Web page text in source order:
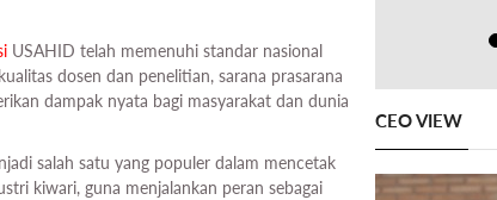
USAHID telah memenuhi standar nasional
dosen dan penelitian, sarana prasarana
dampak nyata bagi masyarakat dan dunia
salah satu yang populer dalam mencetak
kiwari, guna menjalankan peran sebagai
CEO VIEW
Previous